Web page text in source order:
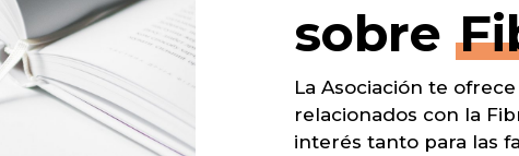
sobre
La Asociación te
relacionados con la
interés tanto para las